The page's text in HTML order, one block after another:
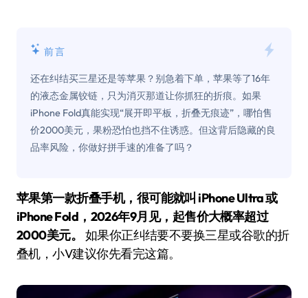
前言
还在纠结买三星还是等苹果？别急着下单，苹果等了16年
的液态金属铰链，只为消灭那道让你抓狂的折痕。如果
iPhone Fold真能实现“展开即平板，折叠无痕迹”，哪怕售
价2000美元，果粉恐怕也挡不住诱惑。但这背后隐藏的良
品率风险，你做好拼手速的准备了吗？
苹果第一款折叠手机，很可能就叫 iPhone Ultra 或
iPhone Fold，2026年9月见，起售价大概率超过
2000美元。
如果你正纠结要不要换三星或谷歌的折
叠机，小V建议你先看完这篇。